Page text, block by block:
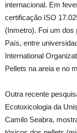
internacional. Em
certificação ISO
(Inmetro). Foi um dos
País, entre
International
Pellets na areia e no
Outra recente
Ecotoxicologia da
Camilo Seabra,